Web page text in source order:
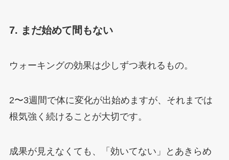
7. まだ始めて間もない
ウォーキングの効果は少しずつ表れるもの。
2〜3週間で体に変化が出始めますが、それまでは
根気強く続けることが大切です。
成果が見えなくても、「効いてない」とあきらめ